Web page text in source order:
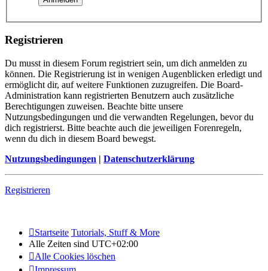
Registrieren
Du musst in diesem Forum registriert sein, um dich anmelden zu
können. Die Registrierung ist in wenigen Augenblicken erledigt und
ermöglicht dir, auf weitere Funktionen zuzugreifen. Die Board-
Administration kann registrierten Benutzern auch zusätzliche
Berechtigungen zuweisen. Beachte bitte unsere
Nutzungsbedingungen und die verwandten Regelungen, bevor du
dich registrierst. Bitte beachte auch die jeweiligen Forenregeln,
wenn du dich in diesem Board bewegst.
Nutzungsbedingungen | Datenschutzerklärung
Registrieren
Startseite Tutorials, Stuff & More
Alle Zeiten sind UTC+02:00
Alle Cookies löschen